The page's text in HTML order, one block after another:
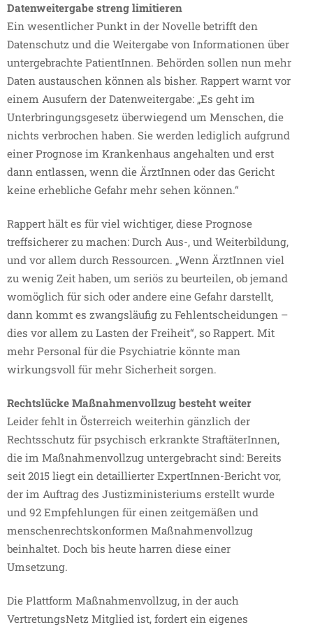
Datenweitergabe streng limitieren
Ein wesentlicher Punkt in der Novelle betrifft den
Datenschutz und die Weitergabe von Informationen über
untergebrachte PatientInnen. Behörden sollen nun mehr
Daten austauschen können als bisher. Rappert warnt vor
einem Ausufern der Datenweitergabe: „Es geht im
Unterbringungsgesetz überwiegend um Menschen, die
nichts verbrochen haben. Sie werden lediglich aufgrund
einer Prognose im Krankenhaus angehalten und erst
dann entlassen, wenn die ÄrztInnen oder das Gericht
keine erhebliche Gefahr mehr sehen können.“
Rappert hält es für viel wichtiger, diese Prognose
treffsicherer zu machen: Durch Aus-, und Weiterbildung,
und vor allem durch Ressourcen. „Wenn ÄrztInnen viel
zu wenig Zeit haben, um seriös zu beurteilen, ob jemand
womöglich für sich oder andere eine Gefahr darstellt,
dann kommt es zwangsläufig zu Fehlentscheidungen –
dies vor allem zu Lasten der Freiheit“, so Rappert. Mit
mehr Personal für die Psychiatrie könnte man
wirkungsvoll für mehr Sicherheit sorgen.
Rechtslücke Maßnahmenvollzug besteht weiter
Leider fehlt in Österreich weiterhin gänzlich der
Rechtsschutz für psychisch erkrankte StraftäterInnen,
die im Maßnahmenvollzug untergebracht sind: Bereits
seit 2015 liegt ein detaillierter ExpertInnen-Bericht vor,
der im Auftrag des Justizministeriums erstellt wurde
und 92 Empfehlungen für einen zeitgemäßen und
menschenrechtskonformen Maßnahmenvollzug
beinhaltet. Doch bis heute harren diese einer
Umsetzung.
Die Plattform Maßnahmenvollzug, in der auch
VertretungsNetz Mitglied ist, fordert ein eigenes